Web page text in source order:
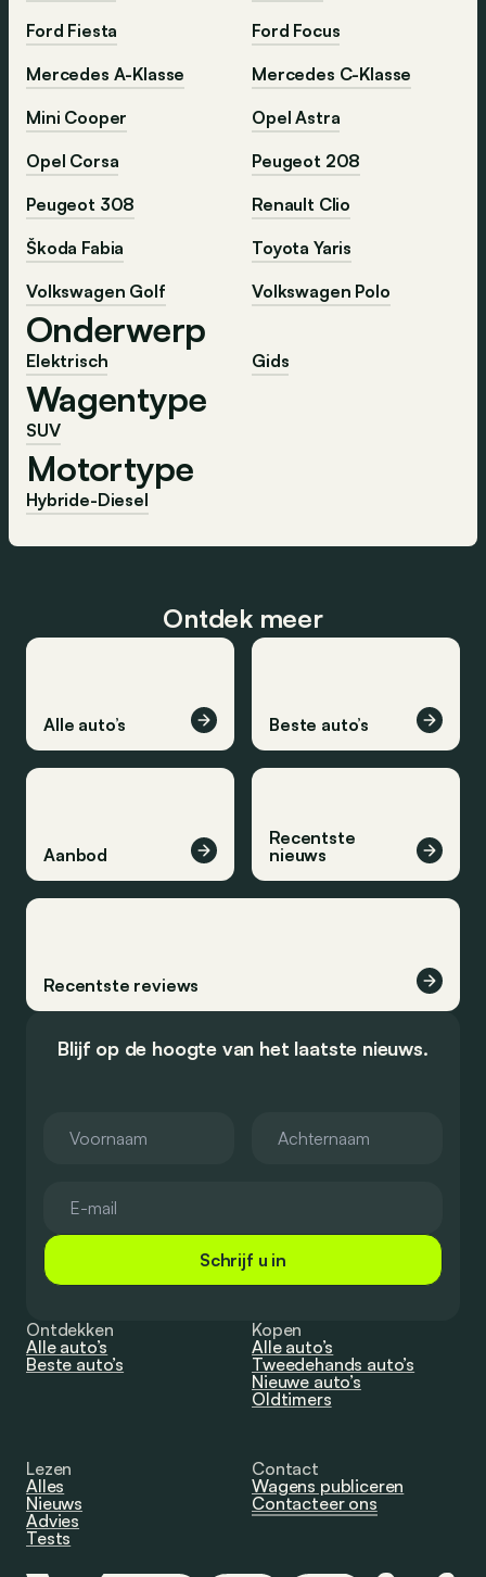
Ford Fiesta
Ford Focus
Mercedes A-Klasse
Mercedes C-Klasse
Mini Cooper
Opel Astra
Opel Corsa
Peugeot 208
Peugeot 308
Renault Clio
Škoda Fabia
Toyota Yaris
Volkswagen Golf
Volkswagen Polo
Onderwerp
Elektrisch Gids
Wagentype
SUV
Motortype
Hybride-Diesel
Ontdek meer
Alle auto’s Beste auto’s
Aanbod
Recentste
nieuws
Recentste reviews
Blijf op de hoogte van het laatste nieuws.
Schrijf u in
Ontdekken
Alle auto’s
Beste auto’s
Kopen
Alle auto’s
Tweedehands auto’s
Nieuwe auto’s
Oldtimers
Lezen
Alles
Nieuws
Advies
Tests
Contact
Wagens publiceren
Contacteer ons